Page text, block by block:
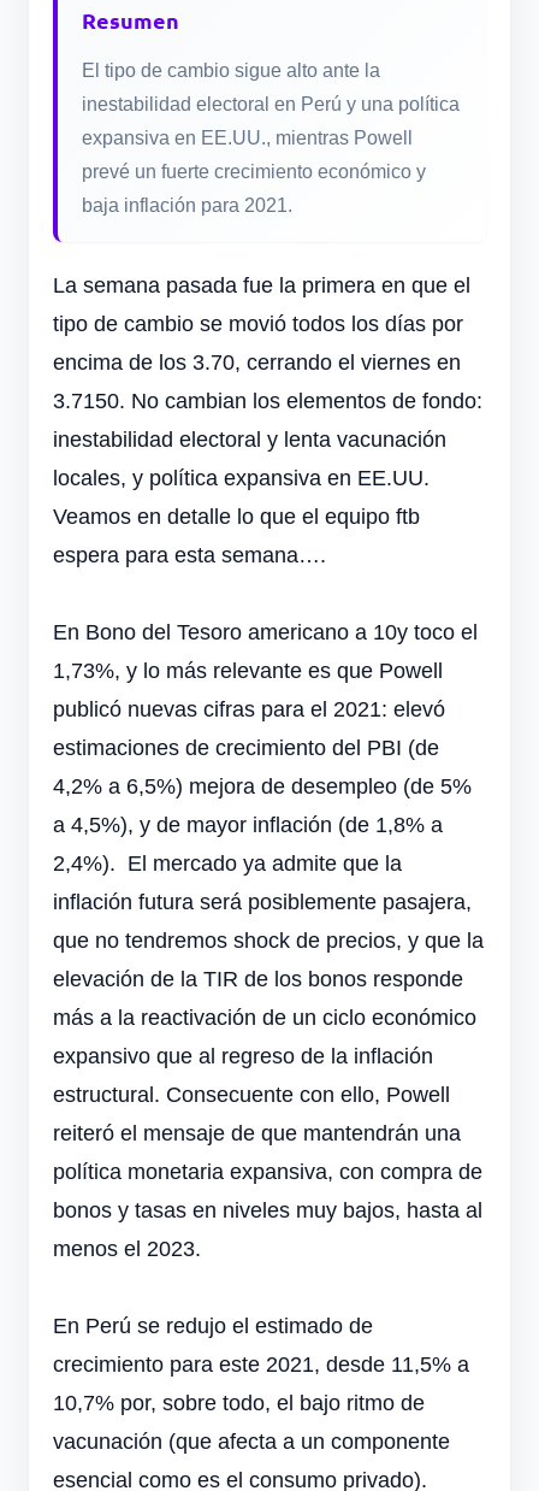
Resumen
El tipo de cambio sigue alto ante la
inestabilidad electoral en Perú y una política
expansiva en EE.UU., mientras Powell
prevé un fuerte crecimiento económico y
baja inflación para 2021.
La semana pasada fue la primera en que el
tipo de cambio se movió todos los días por
encima de los 3.70, cerrando el viernes en
3.7150. No cambian los elementos de fondo:
inestabilidad electoral y lenta vacunación
locales, y política expansiva en EE.UU.
Veamos en detalle lo que el equipo ftb
espera para esta semana….
En Bono del Tesoro americano a 10y toco el
1,73%, y lo más relevante es que Powell
publicó nuevas cifras para el 2021: elevó
estimaciones de crecimiento del PBI (de
4,2% a 6,5%) mejora de desempleo (de 5%
a 4,5%), y de mayor inflación (de 1,8% a
2,4%). El mercado ya admite que la
inflación futura será posiblemente pasajera,
que no tendremos shock de precios, y que la
elevación de la TIR de los bonos responde
más a la reactivación de un ciclo económico
expansivo que al regreso de la inflación
estructural. Consecuente con ello, Powell
reiteró el mensaje de que mantendrán una
política monetaria expansiva, con compra de
bonos y tasas en niveles muy bajos, hasta al
menos el 2023.
En Perú se redujo el estimado de
crecimiento para este 2021, desde 11,5% a
10,7% por, sobre todo, el bajo ritmo de
vacunación (que afecta a un componente
esencial como es el consumo privado).